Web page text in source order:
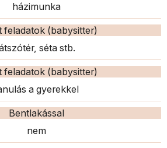
házimunka
feladatok (babysitter)
séta stb.
feladatok (babysitter)
a gyerekkel
Bentlakással
nem